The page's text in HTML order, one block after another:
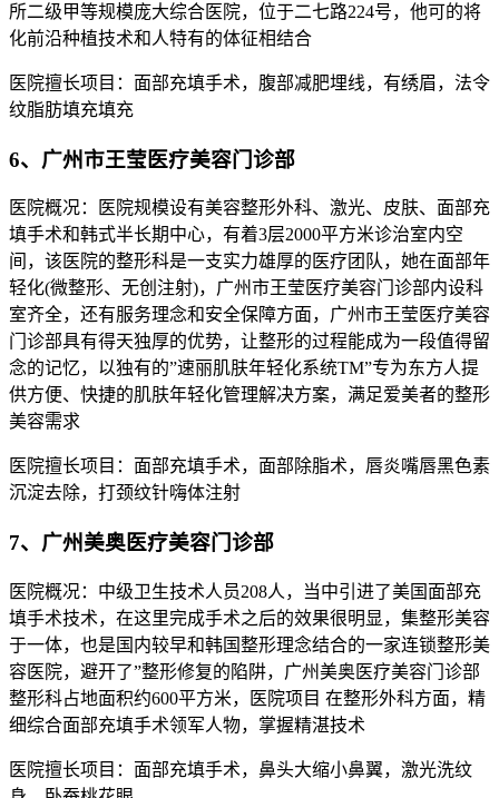
所二级甲等规模庞大综合医院，位于二七路224号，他可的将
化前沿种植技术和人特有的体征相结合
医院擅长项目：面部充填手术，腹部减肥埋线，有绣眉，法令
纹脂肪填充填充
6、广州市王莹医疗美容门诊部
医院概况：医院规模设有美容整形外科、激光、皮肤、面部充
填手术和韩式半长期中心，有着3层2000平方米诊治室内空
间，该医院的整形科是一支实力雄厚的医疗团队，她在面部年
轻化(微整形、无创注射)，广州市王莹医疗美容门诊部内设科
室齐全，还有服务理念和安全保障方面，广州市王莹医疗美容
门诊部具有得天独厚的优势，让整形的过程能成为一段值得留
念的记忆，以独有的”速丽肌肤年轻化系统TM”专为东方人提
供方便、快捷的肌肤年轻化管理解决方案，满足爱美者的整形
美容需求
医院擅长项目：面部充填手术，面部除脂术，唇炎嘴唇黑色素
沉淀去除，打颈纹针嗨体注射
7、广州美奥医疗美容门诊部
医院概况：中级卫生技术人员208人，当中引进了美国面部充
填手术技术，在这里完成手术之后的效果很明显，集整形美容
于一体，也是国内较早和韩国整形理念结合的一家连锁整形美
容医院，避开了”整形修复的陷阱，广州美奥医疗美容门诊部
整形科占地面积约600平方米，医院项目 在整形外科方面，精
细综合面部充填手术领军人物，掌握精湛技术
医院擅长项目：面部充填手术，鼻头大缩小鼻翼，激光洗纹